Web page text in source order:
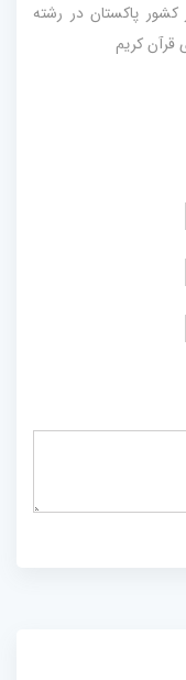
پاکستان در رشته
کریم